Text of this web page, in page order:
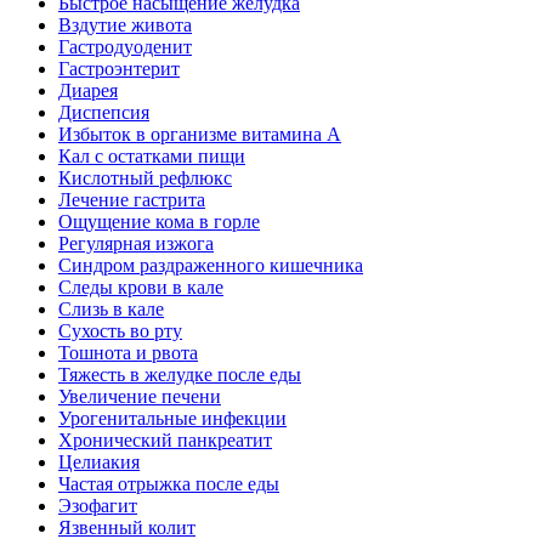
Вздутие живота
Гастродуоденит
Гастроэнтерит
Диарея
Диспепсия
Избыток в организме витамина А
Кал с остатками пищи
Кислотный рефлюкс
Лечение гастрита
Ощущение кома в горле
Регулярная изжога
Синдром раздраженного кишечника
Следы крови в кале
Слизь в кале
Сухость во рту
Тошнота и рвота
Тяжесть в желудке после еды
Увеличение печени
Урогенитальные инфекции
Хронический панкреатит
Целиакия
Частая отрыжка после еды
Эзофагит
Язвенный колит